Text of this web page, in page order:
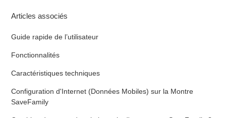
Articles associés
Guide rapide de l’utilisateur
Fonctionnalités
Caractéristiques techniques
Configuration d'Internet (Données Mobiles) sur la Montre
SaveFamily